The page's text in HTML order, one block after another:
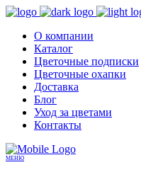
О компании
Каталог
Цветочные подписки
Цветочные охапки
Доставка
Блог
Уход за цветами
Контакты
МЕНЮ